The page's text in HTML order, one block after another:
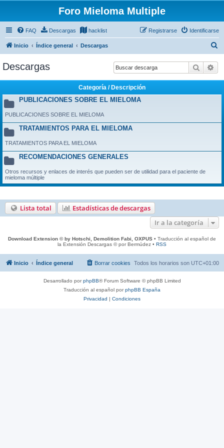
Foro Mieloma Multiple
FAQ Descargas hacklist Identificarse
Registrarse
Inicio Índice general Descargas
c
Descargas Buscar
Categoría / Descripción
PUBLICACIONES SOBRE EL MIELOMA
PUBLICACIONES SOBRE EL MIELOMA
TRATAMIENTOS PARA EL MIELOMA
TRATAMIENTOS PARA EL MIELOMA
RECOMENDACIONES GENERALES
Otros recursos y enlaces de interés que pueden ser de utilidad para el paciente de
mieloma múltiple
Lista total
Estadísticas de descargas
Ir a la categoría
Download Extension © by Hotschi, Demolition Fabi, OXPUS • Traducción al español de
la Extensión Descargas © por Bermúdez • RSS
Inicio Índice general Todos los horarios son UTC+01:00
Borrar cookies
Desarrollado porphpBB® Forum Software © phpBB Limited
Traducción al español porphpBB España
Privacidad | Condiciones